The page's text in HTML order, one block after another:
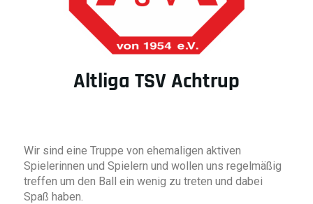
Altliga TSV Achtrup
Wir sind eine Truppe von ehemaligen aktiven
Spielerinnen und Spielern und wollen uns regelmäßig
treffen um den Ball ein wenig zu treten und dabei
Spaß haben.